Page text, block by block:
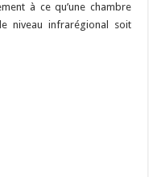
à ce qu’une chambre
niveau infrarégional soit